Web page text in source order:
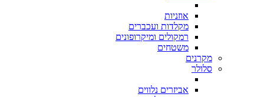
אוזניות
מקלדות ועכברים
רמקולים ומיקרופונים
משטחים
מקרנים
סלולר
אביזרים נלווים